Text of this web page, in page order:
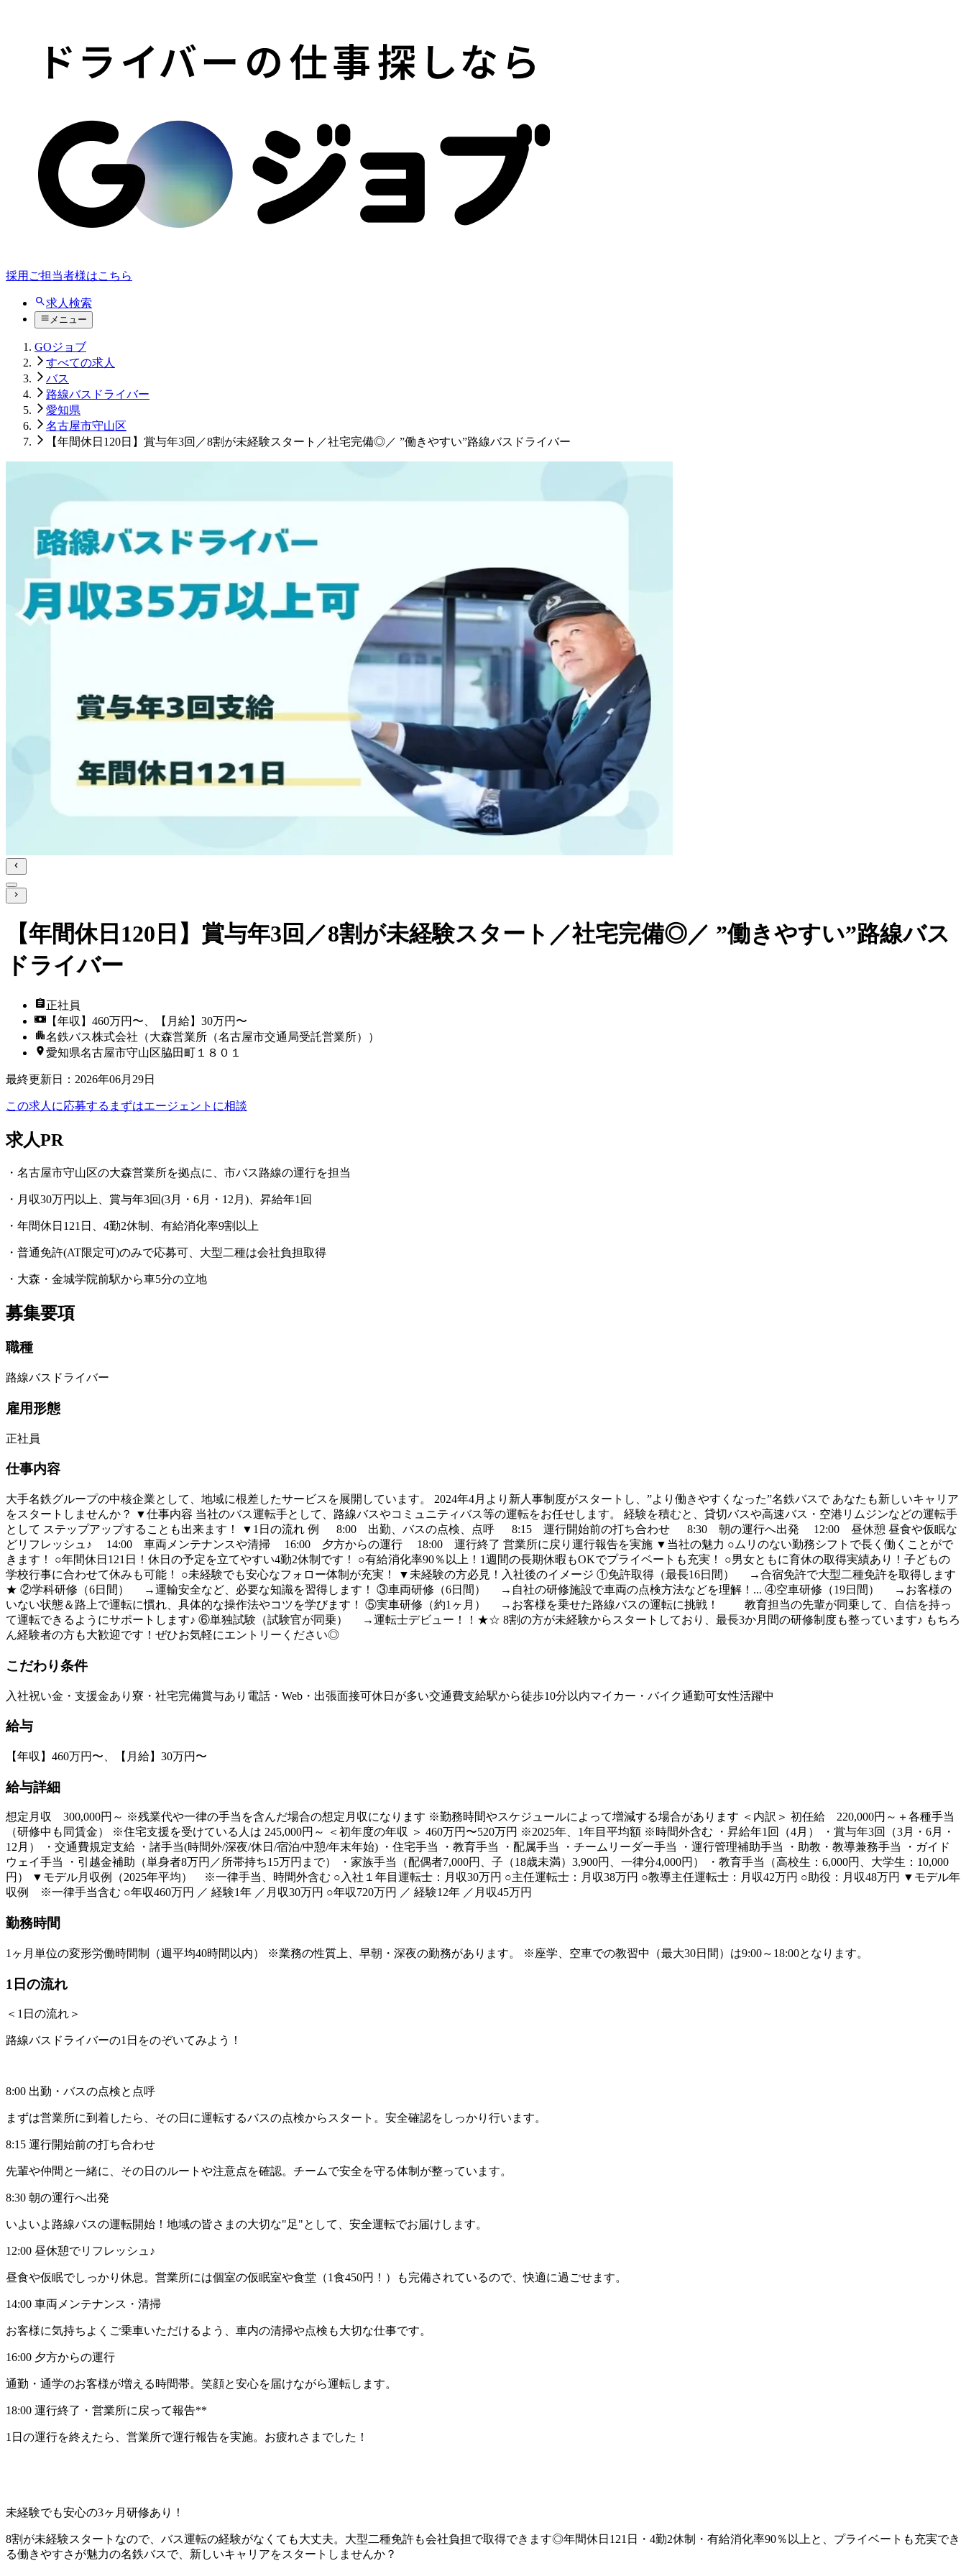
採用ご担当者様はこちら
求人検索
メニュー
GOジョブ
すべての求人
バス
路線バスドライバー
愛知県
名古屋市守山区
【年間休日120日】賞与年3回／8割が未経験スタート／社宅完備◎／ ”働きやすい”路線バスドライバー
【年間休日120日】賞与年3回／8割が未経験スタート／社宅完備◎／ ”働きやすい”路線バス
ドライバー
正社員
【年収】460万円〜、【月給】30万円〜
名鉄バス株式会社（大森営業所（名古屋市交通局受託営業所））
愛知県名古屋市守山区脇田町１８０１
最終更新日 ： 2026年06月29日
この求人に応募する まずはエージェントに相談
求人PR
・名古屋市守山区の大森営業所を拠点に、市バス路線の運行を担当
・月収30万円以上、賞与年3回(3月・6月・12月)、昇給年1回
・年間休日121日、4勤2休制、有給消化率9割以上
・普通免許(AT限定可)のみで応募可、大型二種は会社負担取得
・大森・金城学院前駅から車5分の立地
募集要項
職種
路線バスドライバー
雇用形態
正社員
仕事内容
大手名鉄グループの中核企業として、地域に根差したサービスを展開しています。 2024年4月より新人事制度がスタートし、”より働きやすくなった”名鉄バスで あなたも新しいキャリア
をスタートしませんか？ ▼仕事内容 当社のバス運転手として、路線バスやコミュニティバス等の運転をお任せします。 経験を積むと、貸切バスや高速バス・空港リムジンなどの運転手
として ステップアップすることも出来ます！ ▼1日の流れ 例 8:00 出勤、バスの点検、点呼 8:15 運行開始前の打ち合わせ 8:30 朝の運行へ出発 12:00 昼休憩 昼食や仮眠な
どリフレッシュ♪ 14:00 車両メンテナンスや清掃 16:00 夕方からの運行 18:00 運行終了 営業所に戻り運行報告を実施 ▼当社の魅力 ○ムリのない勤務シフトで長く働くことがで
きます！ ○年間休日121日！休日の予定を立てやすい4勤2休制です！ ○有給消化率90％以上！1週間の長期休暇もOKでプライベートも充実！ ○男女ともに育休の取得実績あり！子どもの
学校行事に合わせて休みも可能！ ○未経験でも安心なフォロー体制が充実！ ▼未経験の方必見！入社後のイメージ ①免許取得（最長16日間） →合宿免許で大型二種免許を取得します
★ ②学科研修（6日間） →運輸安全など、必要な知識を習得します！ ③車両研修（6日間） →自社の研修施設で車両の点検方法などを理解！... ④空車研修（19日間） →お客様の
いない状態＆路上で運転に慣れ、具体的な操作法やコツを学びます！ ⑤実車研修（約1ヶ月） →お客様を乗せた路線バスの運転に挑戦！ 教育担当の先輩が同乗して、自信を持っ
て運転できるようにサポートします♪ ⑥単独試験（試験官が同乗） →運転士デビュー！！★☆ 8割の方が未経験からスタートしており、最長3か月間の研修制度も整っています♪ もちろ
ん経験者の方も大歓迎です！ぜひお気軽にエントリーください◎
こだわり条件
入社祝い金・支援金あり 寮・社宅完備賞与あり 電話・Web・出張面接可休日が多い交通費支給駅から徒歩10分以内マイカー・バイク通勤可女性活躍中
給与
【年収】460万円〜、【月給】30万円〜
給与詳細
想定月収 300,000円～ ※残業代や一律の手当を含んだ場合の想定月収になります ※勤務時間やスケジュールによって増減する場合があります ＜内訳＞ 初任給 220,000円～＋各種手当
（研修中も同賃金） ※住宅支援を受けている人は 245,000円～ ＜初年度の年収 ＞ 460万円〜520万円 ※2025年、1年目平均額 ※時間外含む ・昇給年1回（4月） ・賞与年3回（3月・6月・
12月） ・交通費規定支給 ・諸手当(時間外/深夜/休日/宿泊/中憩/年末年始) ・住宅手当 ・教育手当 ・配属手当 ・チームリーダー手当 ・運行管理補助手当 ・助教・教導兼務手当 ・ガイド
ウェイ手当 ・引越金補助（単身者8万円／所帯持ち15万円まで） ・家族手当（配偶者7,000円、子（18歳未満）3,900円、一律分4,000円） ・教育手当（高校生：6,000円、大学生：10,000
円） ▼モデル月収例（2025年平均） ※一律手当、時間外含む ○入社１年目運転士：月収30万円 ○主任運転士：月収38万円 ○教導主任運転士：月収42万円 ○助役：月収48万円 ▼モデル年
収例 ※一律手当含む ○年収460万円 ／ 経験1年 ／月収30万円 ○年収720万円 ／ 経験12年 ／月収45万円
勤務時間
1ヶ月単位の変形労働時間制（週平均40時間以内） ※業務の性質上、早朝・深夜の勤務があります。 ※座学、空車での教習中（最大30日間）は9:00～18:00となります。
1日の流れ
＜1日の流れ＞
路線バスドライバーの1日をのぞいてみよう！
8:00 出勤・バスの点検と点呼
まずは営業所に到着したら、その日に運転するバスの点検からスタート。安全確認をしっかり行います。
8:15 運行開始前の打ち合わせ
先輩や仲間と一緒に、その日のルートや注意点を確認。チームで安全を守る体制が整っています。
8:30 朝の運行へ出発
いよいよ路線バスの運転開始！地域の皆さまの大切な"足"として、安全運転でお届けします。
12:00 昼休憩でリフレッシュ♪
昼食や仮眠でしっかり休息。営業所には個室の仮眠室や食堂（1食450円！）も完備されているので、快適に過ごせます。
14:00 車両メンテナンス・清掃
お客様に気持ちよくご乗車いただけるよう、車内の清掃や点検も大切な仕事です。
16:00 夕方からの運行
通勤・通学のお客様が増える時間帯。笑顔と安心を届けながら運転します。
18:00 運行終了・営業所に戻って報告**
1日の運行を終えたら、営業所で運行報告を実施。お疲れさまでした！
未経験でも安心の3ヶ月研修あり！
8割が未経験スタートなので、バス運転の経験がなくても大丈夫。大型二種免許も会社負担で取得できます◎年間休日121日・4勤2休制・有給消化率90％以上と、プライベートも充実でき
る働きやすさが魅力の名鉄バスで、新しいキャリアをスタートしませんか？